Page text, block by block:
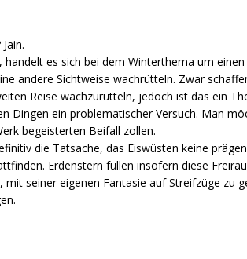
es sich bei dem Winterthema um
andere Sichtweise wachrütteln. Zwar
Reise wachzurütteln, jedoch ist das ein
Dingen ein problematischer Versuch. Man
begeisterten Beifall zollen.
die Tatsache, das Eiswüsten keine
Erdenstern füllen insofern diese
seiner eigenen Fantasie auf Streifzüge zu